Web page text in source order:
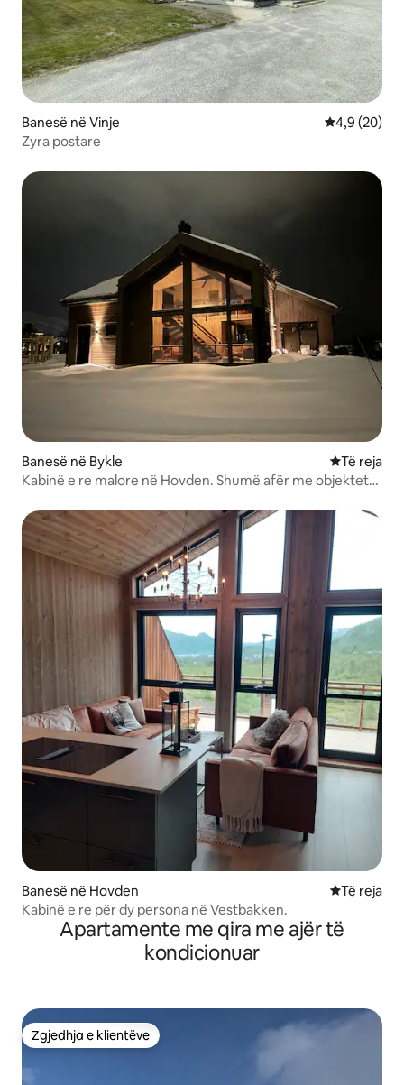
Banesë në Vinje Vlerësimi
4,9 (20)
Zyra postare
Banesë në Bykle
Të reja
Kabinë e re malore në Hovden. Shumë afër me objektet
Banesë në Hovden
Të reja
Kabinë e re për dy persona në Vestbakken.
Apartamente me qira me ajër të
kondicionuar
Zgjedhja e klientëve
Zgjedhja e klientëve